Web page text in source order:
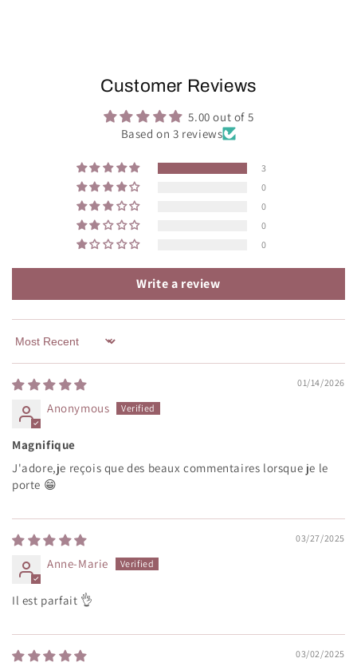
Customer Reviews
5.00 out of 5
Based on 3 reviews
3
0
0
0
0
Write a review
Sort by
01/14/2026
Anonymous
Magnifique
J'adore,je reçois que des beaux commentaires lorsque je le
porte 😁
03/27/2025
Anne-Marie
Il est parfait 👌
03/02/2025